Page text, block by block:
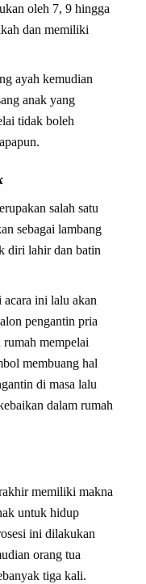
oleh 7, 9 hingga
dan memiliki
ayah kemudian
anak yang
tidak boleh
salah satu
sebagai lambang
diri lahir dan batin
ini lalu akan
pengantin pria
mempelai
membuang hal
di masa lalu
dalam rumah
memiliki makna
untuk hidup
ini dilakukan
orang tua
tiga kali.